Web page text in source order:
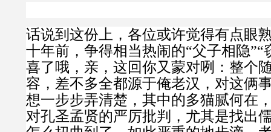
话说到这份上，各位或许觉得有点眼
十年前，争得相当热闹的“父子相隐”“
喜了哦，亲，这回你又蒙对咧：整个
容，差不多全都源于俺老汉，对这俩
想一步步弄清楚，其中的多猫腻何在
对孔圣孟贤的严厉批判，尤其是找出